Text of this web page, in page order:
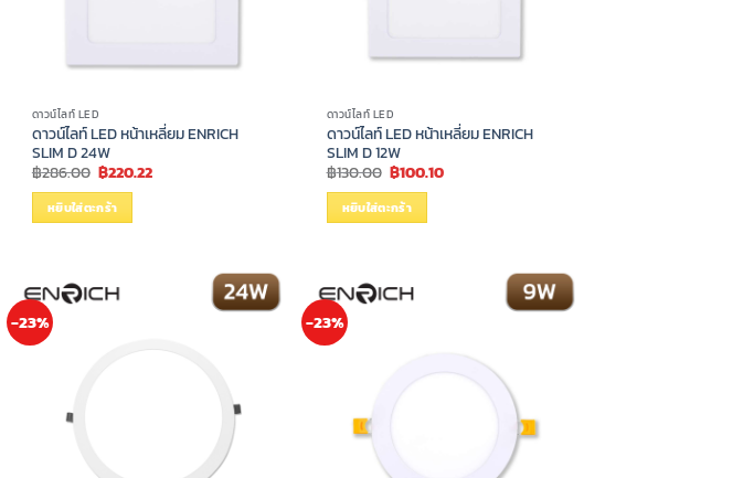
ดาวน์ไลท์ LED
ดาวน์ไลท์ LED หน้าเหลี่ยม ENRICH
SLIM D 24W
฿286.00 Original
price
was:
฿286.00.
฿220.22Current
หยิบใส่ตะกร้า
ดาวน์ไลท์ LED
ดาวน์ไลท์ LED หน้าเหลี่ยม ENRICH
SLIM D 12W
฿130.00 Original
price
was:
฿130.00.
฿100.10Current
หยิบใส่ตะกร้า
-23% -23%